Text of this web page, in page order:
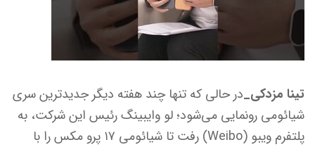
تینا مزدکی_در حالی که تنها چند هفته دیگر جدیدترین سری
شیائومی رونمایی می‌شود؛ لو وایبینگ رئیس این شرکت، به
پلتفرم ویبو (Weibo) رفت تا شیائومی ۱۷ پرو مکس را با